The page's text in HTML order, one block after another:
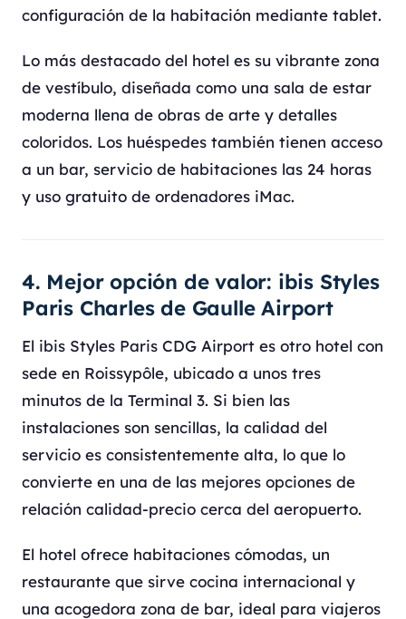
configuración de la habitación mediante tablet.
Lo más destacado del hotel es su vibrante zona
de vestíbulo, diseñada como una sala de estar
moderna llena de obras de arte y detalles
coloridos. Los huéspedes también tienen acceso
a un bar, servicio de habitaciones las 24 horas
y uso gratuito de ordenadores iMac.
4. Mejor opción de valor: ibis Styles
Paris Charles de Gaulle Airport
El ibis Styles Paris CDG Airport es otro hotel con
sede en Roissypôle, ubicado a unos tres
minutos de la Terminal 3. Si bien las
instalaciones son sencillas, la calidad del
servicio es consistentemente alta, lo que lo
convierte en una de las mejores opciones de
relación calidad-precio cerca del aeropuerto.
El hotel ofrece habitaciones cómodas, un
restaurante que sirve cocina internacional y
una acogedora zona de bar, ideal para viajeros